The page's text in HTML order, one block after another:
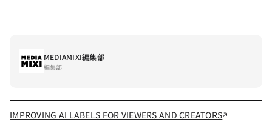
MEDIAMIXI編集部
編集部
IMPROVING AI LABELS FOR VIEWERS AND CREATORS